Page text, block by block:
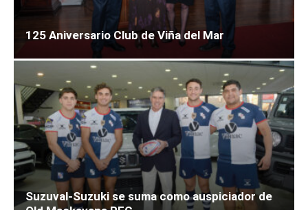
125 Aniversario Club de Viña del Mar
Suzuval-Suzuki se suma como auspiciador de